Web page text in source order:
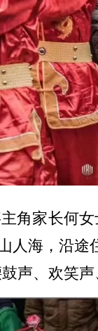
角家长何
人海，沿途
声、欢笑声